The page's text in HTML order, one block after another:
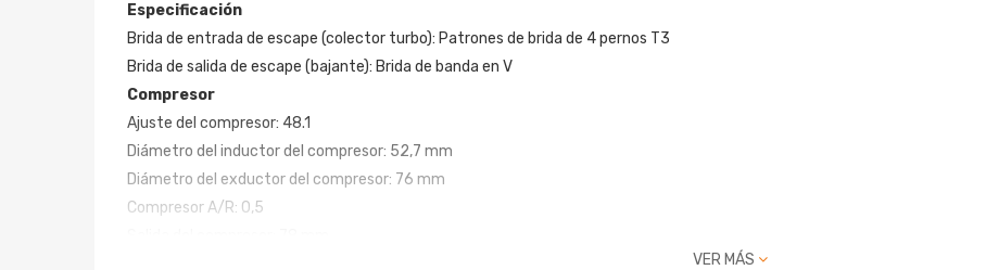
Especificación
Brida de entrada de escape (colector turbo): Patrones de brida de 4 pernos T3
Brida de salida de escape (bajante): Brida de banda en V
Compresor
Ajuste del compresor: 48.1
Diámetro del inductor del compresor: 52,7 mm
Diámetro del exductor del compresor: 76 mm
Compresor A/R: 0,5
VER MÁS